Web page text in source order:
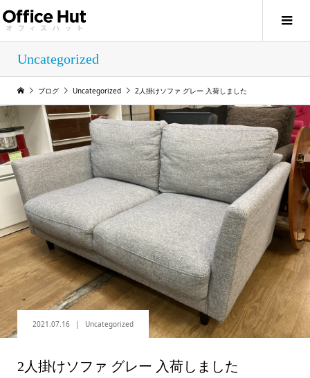
Uncategorized
ブログ Uncategorized 2人掛けソファ グレー 入荷しました
2021.07.16 Uncategorized
2人掛けソファ グレー 入荷しました